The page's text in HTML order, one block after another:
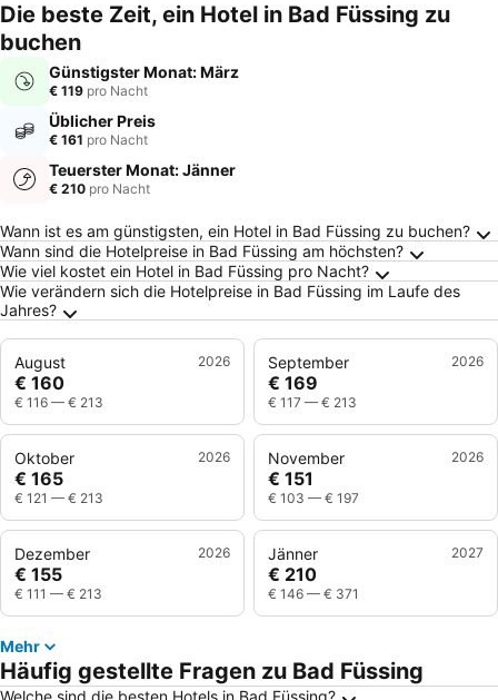
Die beste Zeit, ein Hotel in Bad Füssing zu
buchen
Günstigster Monat: März
€ 119 pro Nacht
Üblicher Preis
€ 161 pro Nacht
Teuerster Monat: Jänner
€ 210 pro Nacht
Häufig gestellte Fragen zu Bad Füssing
Wann ist es am günstigsten, ein Hotel in Bad Füssing zu buchen?
Wann sind die Hotelpreise in Bad Füssing am höchsten?
Wie viel kostet ein Hotel in Bad Füssing pro Nacht?
Wie verändern sich die Hotelpreise in Bad Füssing im Laufe des
Jahres?
August 2026
€ 160
€ 116 — € 213
September 2026
€ 169
€ 117 — € 213
Oktober 2026
€ 165
€ 121 — € 213
November 2026
€ 151
€ 103 — € 197
Dezember 2026
€ 155
€ 111 — € 213
Jänner 2027
€ 210
€ 146 — € 371
Mehr
Häufig gestellte Fragen zu Bad Füssing
Welche sind die besten Hotels in Bad Füssing?